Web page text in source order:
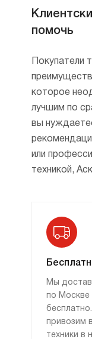
и размер
такие как
насоса или
Некоторые
на защиту
система
легко
нуждам и
Согласно
помочь
Покупатели
которое
лучшим по
вы
или
техникой,
Мы
по Москве
привозим
техники в